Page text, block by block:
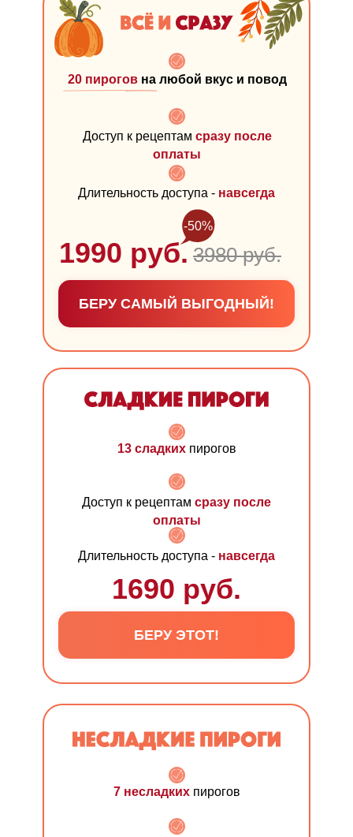
13 сладких пирогов
Доступ к рецептам сразу после
оплаты
Длительность доступа - навсегда
1690 руб.
БЕРУ ЭТОТ!
7 несладких пирогов
20 пирогов на любой вкус и повод
Доступ к рецептам сразу после
оплаты
Длительность доступа - навсегда
1990 руб. 3980 руб.
БЕРУ САМЫЙ ВЫГОДНЫЙ!
-50%